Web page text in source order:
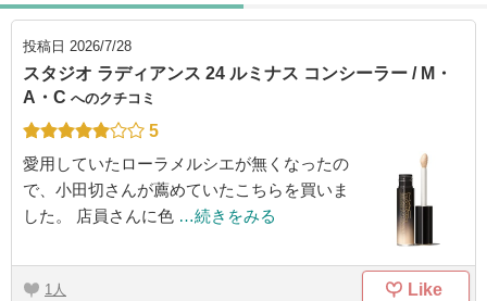
投稿日 2026/7/28
スタジオ ラディアンス 24 ルミナス コンシーラー / M・
A・C へのクチコミ
5
愛用していたローラメルシエが無くなったの
で、小田切さんが薦めていたこちらを買いま
した。 店員さんに色 …続きをみる
1 Like